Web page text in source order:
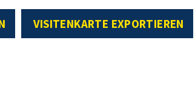
VISITENKARTE EXPORTIEREN